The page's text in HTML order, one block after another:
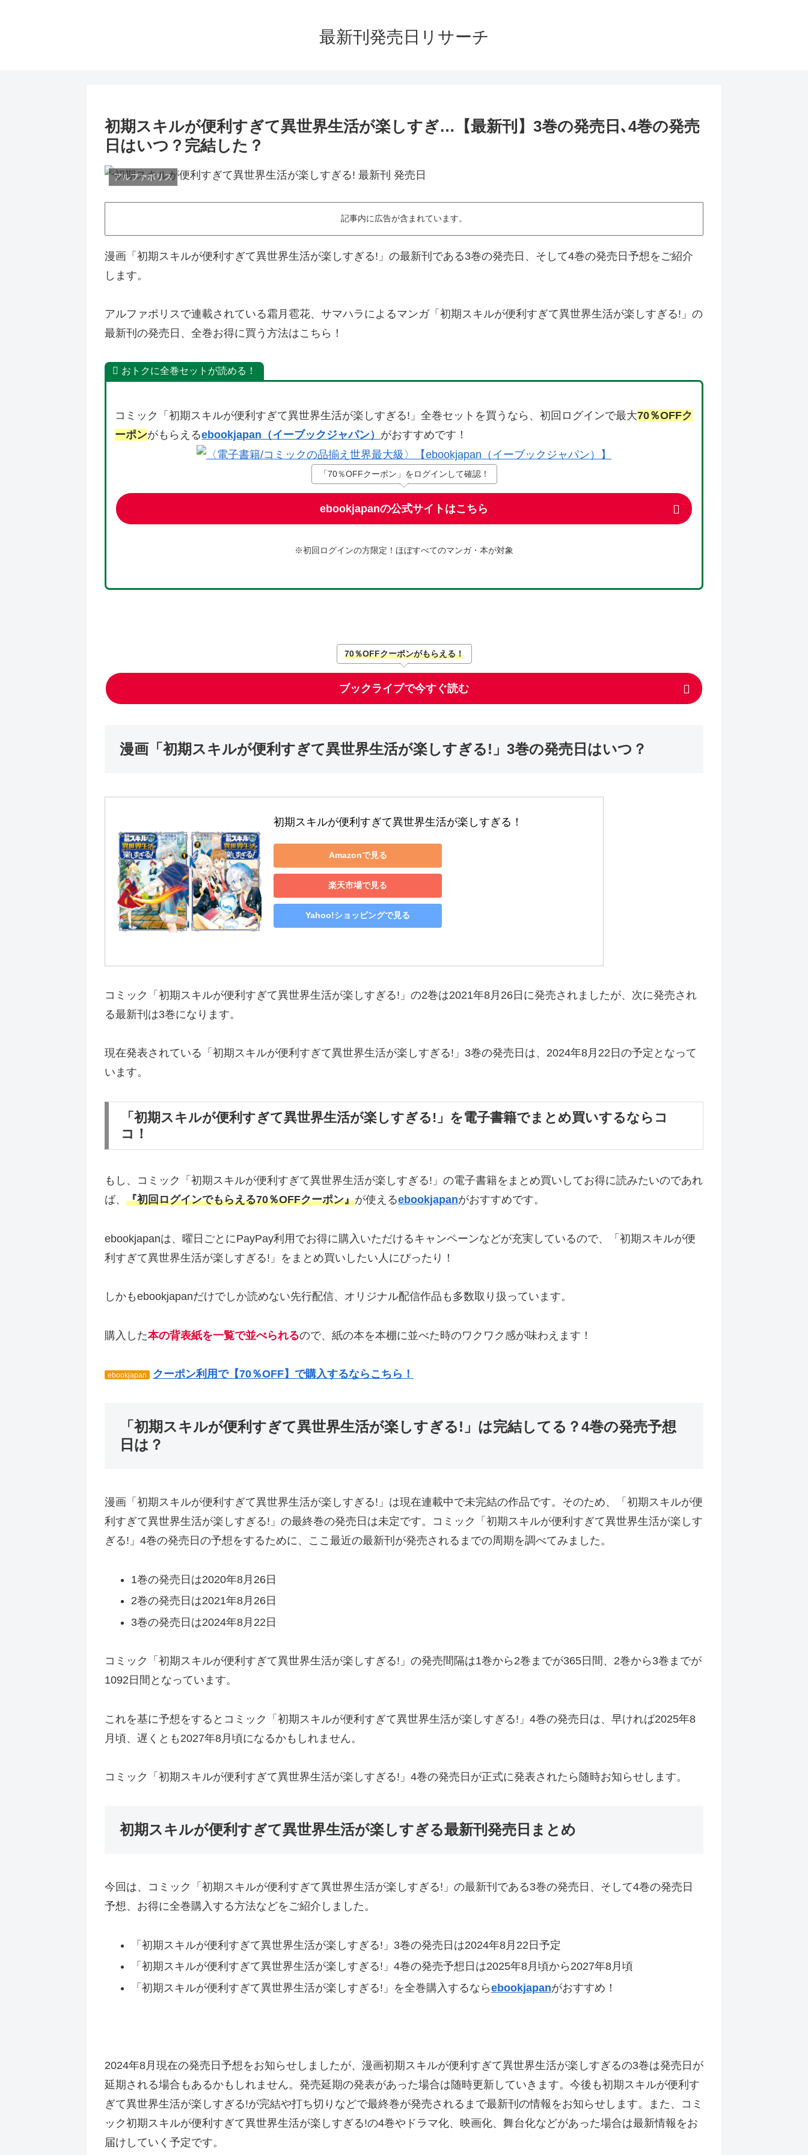
最新刊発売日リサーチ
初期スキルが便利すぎて異世界生活が楽しすぎ…【最新刊】3巻の発売日､4巻の発売
日はいつ？完結した？
アルファポリス
記事内に広告が含まれています。
漫画「初期スキルが便利すぎて異世界生活が楽しすぎる!」の最新刊である3巻の発売日、そして4巻の発売日予想をご紹介
します。
アルファポリスで連載されている霜月雹花、サマハラによるマンガ「初期スキルが便利すぎて異世界生活が楽しすぎる!」の
最新刊の発売日、全巻お得に買う方法はこちら！
おトクに全巻セットが読める！
コミック「初期スキルが便利すぎて異世界生活が楽しすぎる!」全巻セットを買うなら、初回ログインで最大70％OFFク
ーポンがもらえるebookjapan（イーブックジャパン） がおすすめです！
「70％OFFクーポン」をログインして確認！
ebookjapanの公式サイトはこちら
※初回ログインの方限定！ほぼすべてのマンガ・本が対象
70％OFFクーポンがもらえる！
ブックライブで今すぐ読む
漫画「初期スキルが便利すぎて異世界生活が楽しすぎる!」3巻の発売日はいつ？
初期スキルが便利すぎて異世界生活が楽しすぎる！
Amazonで見る
楽天市場で見る
Yahoo!ショッピングで見る
コミック「初期スキルが便利すぎて異世界生活が楽しすぎる!」の2巻は2021年8月26日に発売されましたが、次に発売され
る最新刊は3巻になります。
現在発表されている「初期スキルが便利すぎて異世界生活が楽しすぎる!」3巻の発売日は、2024年8月22日の予定となって
います。
「初期スキルが便利すぎて異世界生活が楽しすぎる!」を電子書籍でまとめ買いするならコ
コ！
もし、コミック「初期スキルが便利すぎて異世界生活が楽しすぎる!」の電子書籍をまとめ買いしてお得に読みたいのであれ
ば、 『初回ログインでもらえる70％OFFクーポン』が使えるebookjapanがおすすめです。
ebookjapanは、曜日ごとにPayPay利用でお得に購入いただけるキャンペーンなどが充実しているので、「初期スキルが便
利すぎて異世界生活が楽しすぎる!」をまとめ買いしたい人にぴったり！
しかもebookjapanだけでしか読めない先行配信、オリジナル配信作品も多数取り扱っています。
購入した本の背表紙を一覧で並べられるので、紙の本を本棚に並べた時のワクワク感が味わえます！
ebookjapan クーポン利用で【70％OFF】で購入するならこちら！
「初期スキルが便利すぎて異世界生活が楽しすぎる!」は完結してる？4巻の発売予想
日は？
漫画「初期スキルが便利すぎて異世界生活が楽しすぎる!」は現在連載中で未完結の作品です。そのため、「初期スキルが便
利すぎて異世界生活が楽しすぎる!」の最終巻の発売日は未定です。コミック「初期スキルが便利すぎて異世界生活が楽しす
ぎる!」4巻の発売日の予想をするために、ここ最近の最新刊が発売されるまでの周期を調べてみました。
1巻の発売日は2020年8月26日
2巻の発売日は2021年8月26日
3巻の発売日は2024年8月22日
コミック「初期スキルが便利すぎて異世界生活が楽しすぎる!」の発売間隔は1巻から2巻までが365日間、2巻から3巻までが
1092日間となっています。
これを基に予想をするとコミック「初期スキルが便利すぎて異世界生活が楽しすぎる!」4巻の発売日は、早ければ2025年8
月頃、遅くとも2027年8月頃になるかもしれません。
コミック「初期スキルが便利すぎて異世界生活が楽しすぎる!」4巻の発売日が正式に発表されたら随時お知らせします。
初期スキルが便利すぎて異世界生活が楽しすぎる最新刊発売日まとめ
今回は、コミック「初期スキルが便利すぎて異世界生活が楽しすぎる!」の最新刊である3巻の発売日、そして4巻の発売日
予想、お得に全巻購入する方法などをご紹介しました。
「初期スキルが便利すぎて異世界生活が楽しすぎる!」3巻の発売日は2024年8月22日予定
「初期スキルが便利すぎて異世界生活が楽しすぎる!」4巻の発売予想日は2025年8月頃から2027年8月頃
「初期スキルが便利すぎて異世界生活が楽しすぎる!」を全巻購入するならebookjapanがおすすめ！
2024年8月現在の発売日予想をお知らせしましたが、漫画初期スキルが便利すぎて異世界生活が楽しすぎるの3巻は発売日が
延期される場合もあるかもしれません。発売延期の発表があった場合は随時更新していきます。今後も初期スキルが便利す
ぎて異世界生活が楽しすぎる!が完結や打ち切りなどで最終巻が発売されるまで最新刊の情報をお知らせします。また、コミ
ック初期スキルが便利すぎて異世界生活が楽しすぎる!の4巻やドラマ化、映画化、舞台化などがあった場合は最新情報をお
届けしていく予定です。